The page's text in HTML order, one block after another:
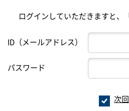
ログインしていただきますと、
ID（メールアドレス）
パスワード
次